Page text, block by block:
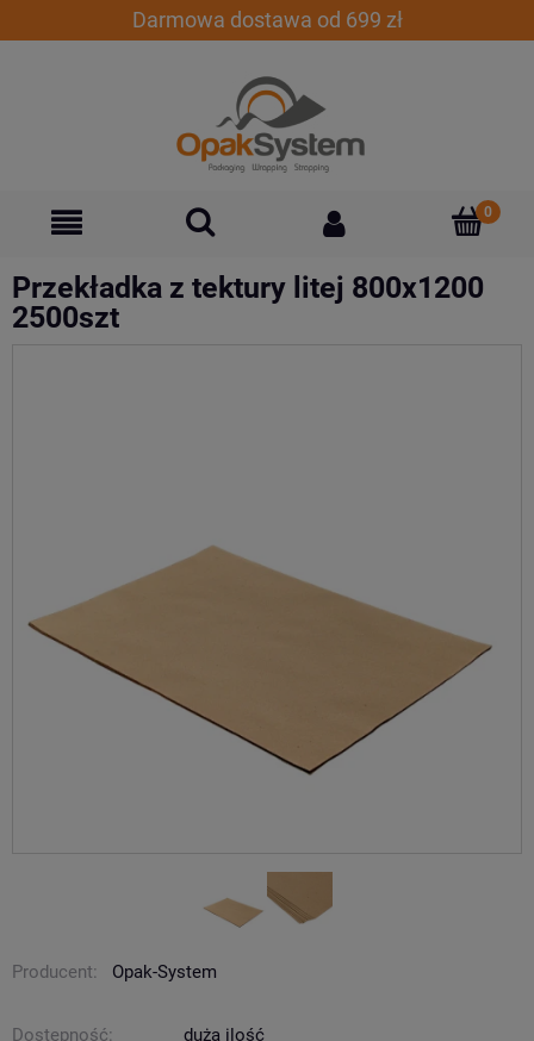
Darmowa dostawa od 699 zł
Przekładka z tektury litej 800x1200
2500szt
Producent: Opak-System
Dostępność:
duża ilość